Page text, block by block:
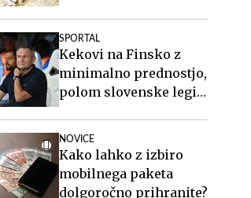
SPORTAL
Kekovi na Finsko z
minimalno prednostjo,
polom slovenske legije
NOVICE
Kako lahko z izbiro
mobilnega paketa
dolgoročno prihranite?